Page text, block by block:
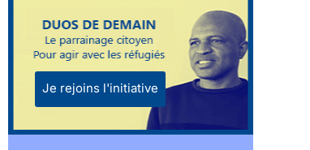
Je rejoins l'initiative